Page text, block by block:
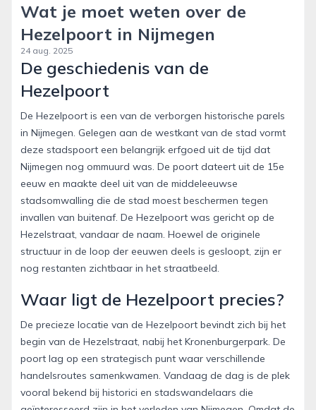
Wat je moet weten over de
Hezelpoort in Nijmegen
24 aug. 2025
De geschiedenis van de
Hezelpoort
De Hezelpoort is een van de verborgen historische parels
in Nijmegen. Gelegen aan de westkant van de stad vormt
deze stadspoort een belangrijk erfgoed uit de tijd dat
Nijmegen nog ommuurd was. De poort dateert uit de 15e
eeuw en maakte deel uit van de middeleeuwse
stadsomwalling die de stad moest beschermen tegen
invallen van buitenaf. De Hezelpoort was gericht op de
Hezelstraat, vandaar de naam. Hoewel de originele
structuur in de loop der eeuwen deels is gesloopt, zijn er
nog restanten zichtbaar in het straatbeeld.
Waar ligt de Hezelpoort precies?
De precieze locatie van de Hezelpoort bevindt zich bij het
begin van de Hezelstraat, nabij het Kronenburgerpark. De
poort lag op een strategisch punt waar verschillende
handelsroutes samenkwamen. Vandaag de dag is de plek
vooral bekend bij historici en stadswandelaars die